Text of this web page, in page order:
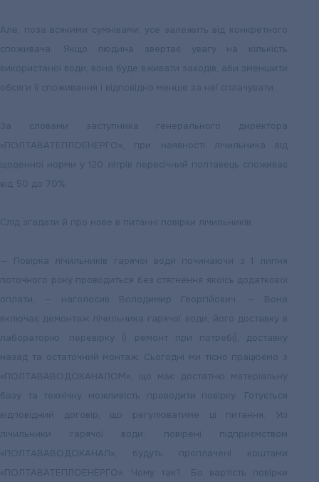
Але, поза всякими сумнівами, усе залежить від конкретного
споживача. Якщо людина звертає увагу на кількість
використаної води, вона буде вживати заходів, аби зменшити
обсяги її споживання і відповідно менше за неї сплачувати.
За словами заступника генерального директора
«ПОЛТАВАТЕПЛОЕНЕРГО», при наявності лічильника від
щоденної норми у 120 літрів пересічний полтавець споживає
від 50 до 70%.
Слід згадати й про нове в питанні повірки лічильників.
— Повірка лічильників гарячої води починаючи з 1 липня
поточного року проводиться без стягнення якоїсь додаткової
оплати, — наголосив Володимир Георгійович. — Вона
включає демонтаж лічильника гарячої води, його доставку в
лабораторію, перевірку (і ремонт при потребі), доставку
назад та остаточний монтаж. Сьогодні ми тісно працюємо з
«ПОЛТАВАВОДОКАНАЛОМ», що має достатню матеріальну
базу та технічну можливість проводити повірку. Готується
відповідний договір, що регулюватиме ці питання. Усі
лічильники гарячої води, повірені підприємством
«ПОЛТАВАВОДОКАНАЛ», будуть проплачені коштами
«ПОЛТАВАТЕПЛОЕНЕРГО». Чому так?.. Бо вартість повірки